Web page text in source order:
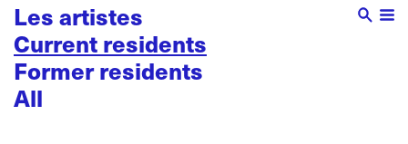
Les artistes
Current residents
Former residents
All